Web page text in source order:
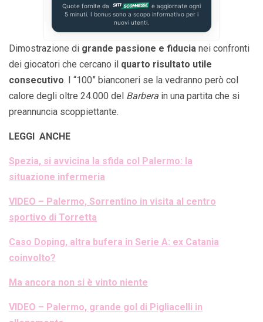
Quote fornite da
e aggiornate ogni
5 minuti. I bonus sono a scopo informativo per i
nuovi utenti.
Dimostrazione di grande passione e fiducia nei confronti
dei giocatori che cercano il quarto risultato utile
consecutivo. I “100” bianconeri se la vedranno però col
calore degli oltre 24.000 del Barbera in una partita che si
preannuncia scoppiettante.
LEGGI ANCHE
Spezia, si avvicina la sfida col Palermo: la
situazione infermeria
VIDEO – Palermo, Sorrentino in visita al centro
sportivo di Torretta
Caso Doping, altra bufera in Serie A: ex Catania
coinvolto?
Ma ancora non si è vinto niente
VIDEO – Palermo, grande gol di Pigliacelli in